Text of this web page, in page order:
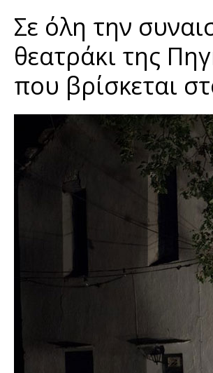
Σε όλη την
θεατράκι της
που βρίσκεται